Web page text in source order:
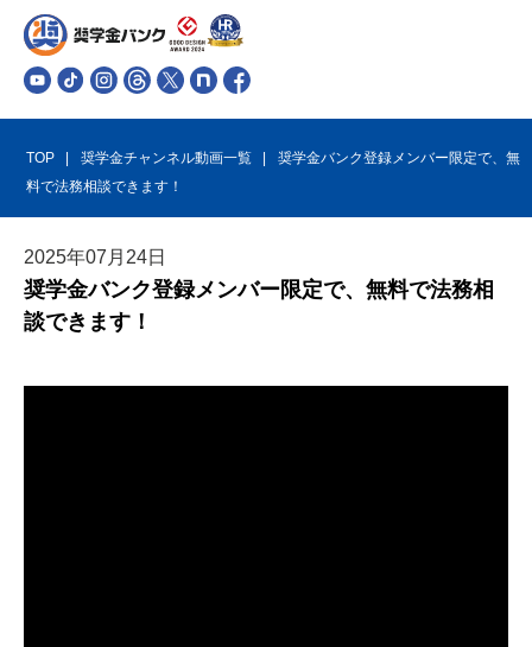
TOP 奨学金チャンネル動画一覧
奨学金バンク登録メンバー限定で、無
料で法務相談できます！
2025年07 月 24日
奨学金バンク登録メンバー限定で、無料で法務相
談できます！